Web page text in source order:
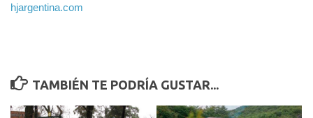
hjargentina.com
TAMBIÉN TE PODRÍA GUSTAR...